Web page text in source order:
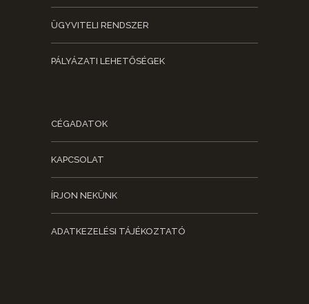
ÜGYVITELI RENDSZER
PÁLYÁZATI LEHETŐSÉGEK
CÉGADATOK
KAPCSOLAT
ÍRJON NEKÜNK
ADATKEZELÉSI TÁJÉKOZTATÓ